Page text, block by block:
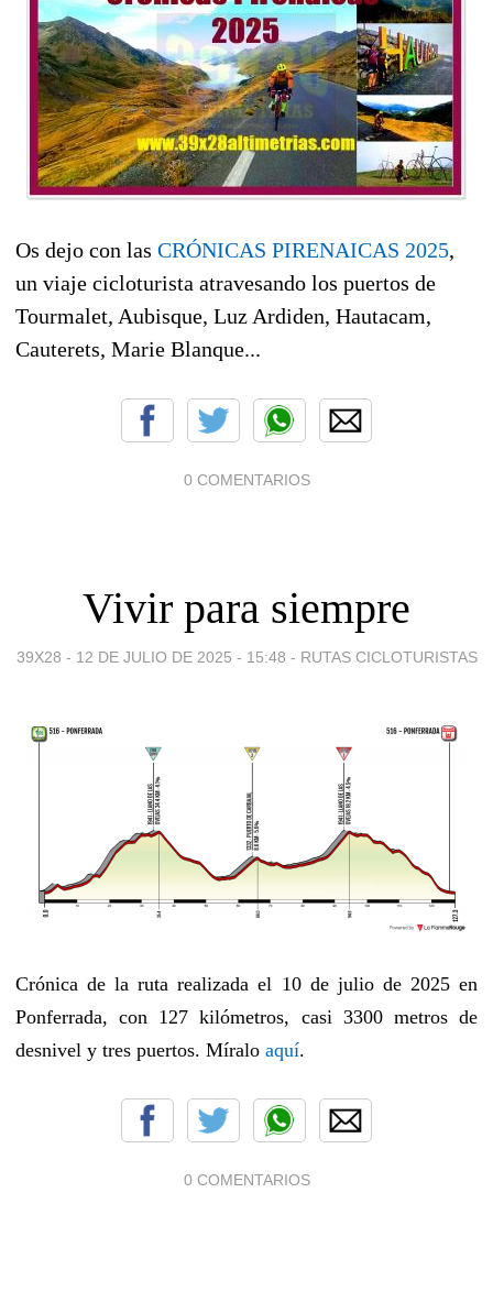
Os dejo con las CRÓNICAS PIRENAICAS 2025,
un viaje cicloturista atravesando los puertos de
Tourmalet, Aubisque, Luz Ardiden, Hautacam,
Cauterets, Marie Blanque...
0 COMENTARIOS
Vivir para siempre
39X28 - 12 DE JULIO DE 2025 - 15:48 - RUTAS CICLOTURISTAS
Crónica de la ruta realizada el 10 de julio de 2025 en
Ponferrada, con 127 kilómetros, casi 3300 metros de
desnivel y tres puertos. Míralo aquí.
0 COMENTARIOS